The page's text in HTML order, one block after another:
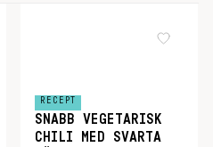
RECEPT
SNABB VEGETARISK
CHILI MED SVARTA